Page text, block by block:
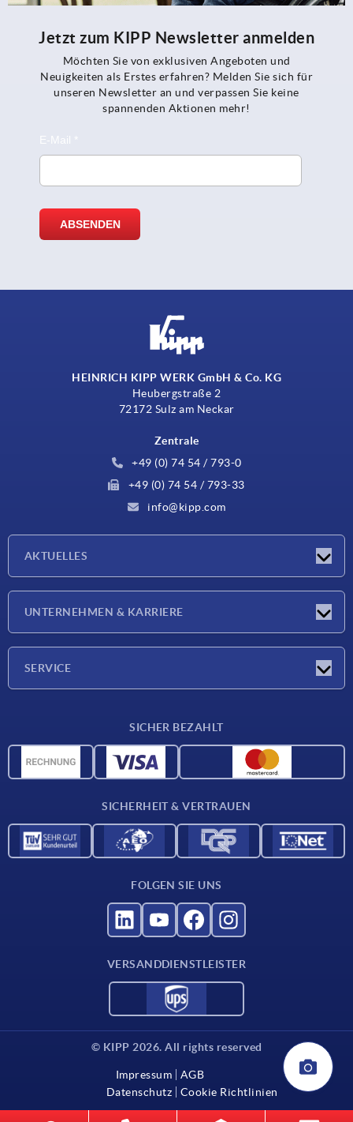
Jetzt zum KIPP Newsletter anmelden
Möchten Sie von exklusiven Angeboten und
Neuigkeiten als Erstes erfahren? Melden Sie sich für
unseren Newsletter an und verpassen Sie keine
spannenden Aktionen mehr!
HEINRICH KIPP WERK GmbH & Co. KG
Heubergstraße 2
72172 Sulz am Neckar
Zentrale
+49 (0) 74 54 / 793-0
+49 (0) 74 54 / 793-33
info@kipp.com
AKTUELLES
Presseberichte
UNTERNEHMEN & KARRIERE
SERVICE
Werkstoffübersicht
SICHER BEZAHLT
SICHERHEIT & VERTRAUEN
FOLGEN SIE UNS
VERSANDDIENSTLEISTER
© KIPP 2026. All rights reserved
Impressum
AGB
Datenschutz
Cookie Richtlinien